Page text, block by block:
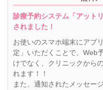
診療予約システム「アット
されました！
お使いのスマホ端末にアプ
定」いただくことで、Web
けでなく、クリニックから
れます！！
また、通知されたメッセー